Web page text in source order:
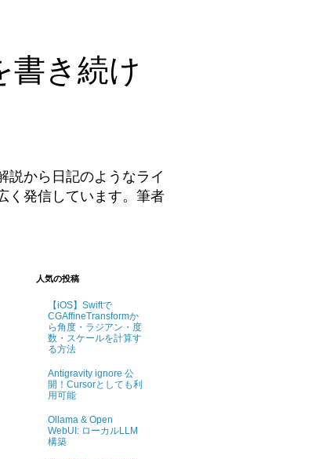
書き続け
説から日記のようなライ
く発信しています。筆者
人気の投稿
【iOS】Swiftで
CGAffineTransformか
ら角度・ラジアン・度
数・スケールを計算す
る方法
Antigravity ignore 公
開！Cursorとしても利
用可能
Ollama & Open
WebUI: ローカルLLM
構築